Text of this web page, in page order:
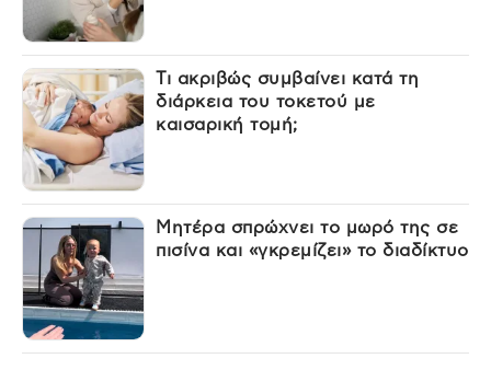
Τι ακριβώς συμβαίνει κατά τη
διάρκεια του τοκετού με
καισαρική τομή;
Μητέρα σπρώχνει το μωρό της σε
πισίνα και «γκρεμίζει» το διαδίκτυο